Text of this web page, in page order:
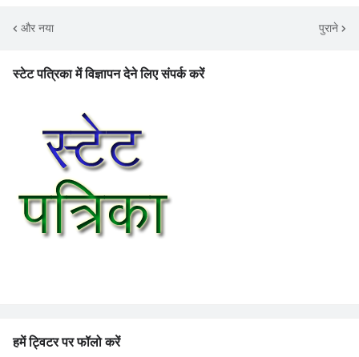
और नया पुराने
स्टेट पत्रिका में विज्ञापन देने लिए संपर्क करें
हमें ट्विटर पर फॉलो करें